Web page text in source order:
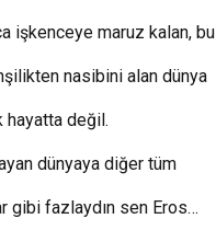
işkenceye maruz kalan, bu
nasibini alan dünya
hayatta değil.
dünyaya diğer tüm
gibi fazlaydın sen Eros…